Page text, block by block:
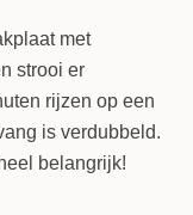
met
strooi er
rijzen op een
is verdubbeld.
belangrijk!